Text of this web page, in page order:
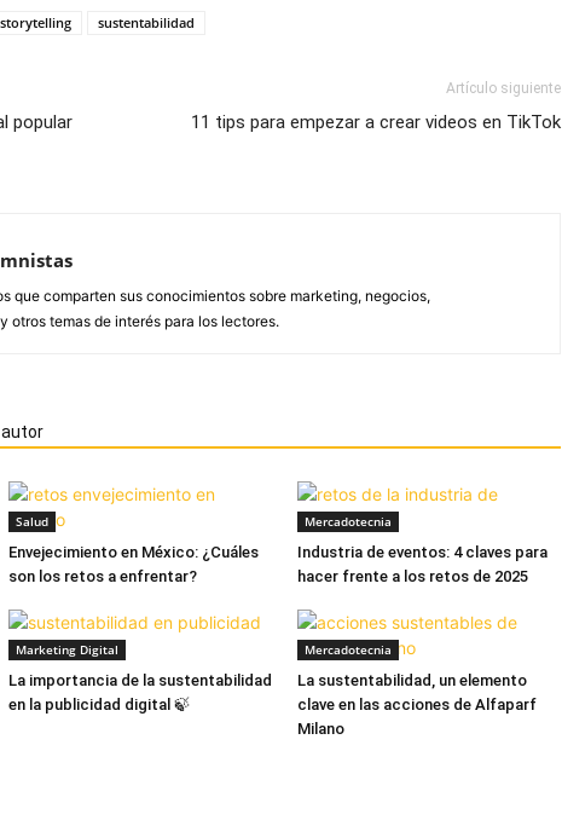
storytelling sustentabilidad
popular
Artículo siguiente
11 tips para empezar a crear videos en TikTok
que comparten sus conocimientos sobre marketing, negocios,
otros temas de interés para los lectores.
autor
Salud
Envejecimiento en México: ¿Cuáles
son los retos a enfrentar?
Mercadotecnia
Industria de eventos: 4 claves para
hacer frente a los retos de 2025
Marketing Digital
La importancia de la sustentabilidad
en la publicidad digital 🍃
Mercadotecnia
La sustentabilidad, un elemento
clave en las acciones de Alfaparf
Milano